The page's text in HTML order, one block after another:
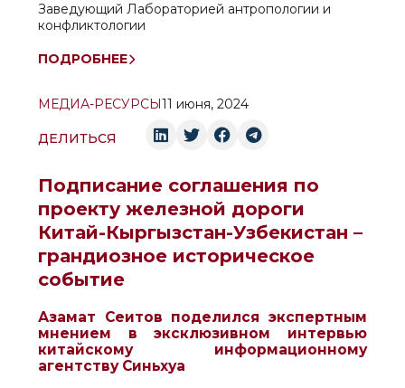
Заведующий Лабораторией антропологии и
конфликтологии
ПОДРОБНЕЕ
МЕДИА-РЕСУРСЫ11 июня, 2024
ДЕЛИТЬСЯ
Подписание соглашения по
проекту железной дороги
Китай-Кыргызстан-Узбекистан –
грандиозное историческое
событие
Азамат Сеитов поделился экспертным
мнением в эксклюзивном интервью
китайскому информационному
агентству Синьхуа